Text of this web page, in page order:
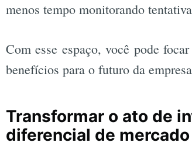
menos tempo monitorando
Com esse espaço, você pode
benefícios para o futuro da
Transformar o ato de
diferencial de mercado